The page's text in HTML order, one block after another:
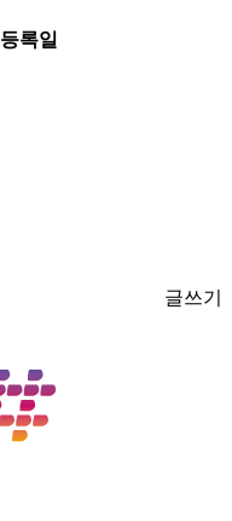
등록일
글쓰기